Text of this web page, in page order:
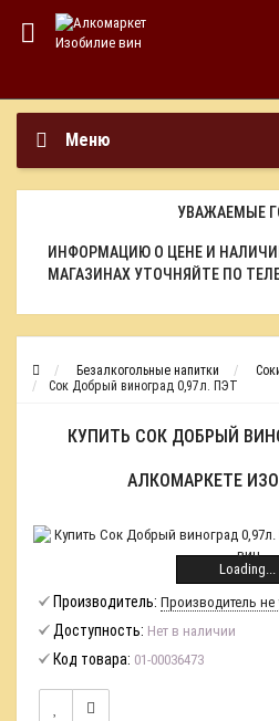
Меню
УВАЖАЕМЫЕ
ИНФОРМАЦИЮ О ЦЕНЕ И
МАГАЗИНАХ УТОЧНЯЙТЕ ПО
Безалкогольные напитки
Сок Добрый виноград 0,97л. ПЭТ
КУПИТЬ СОК ДОБРЫЙ
АЛКОМАРКЕТЕ
Loading...
Производитель: Производитель не
Доступность: Нет в наличии
Код товара: 01-00036473